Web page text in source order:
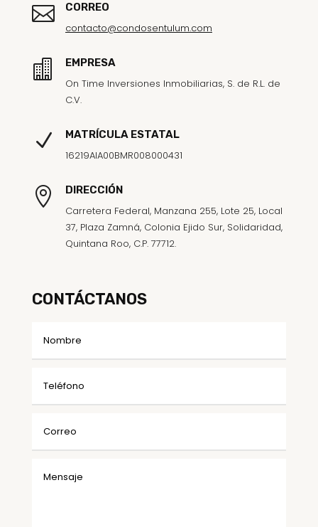
 CORREO
contacto@condosentulum.com
 EMPRESA
On Time Inversiones Inmobiliarias, S. de R.L. de
C.V.
N MATRÍCULA ESTATAL
16219AIA00BMR008000431
 DIRECCIÓN
Carretera Federal, Manzana 255, Lote 25, Local
37, Plaza Zamná, Colonia Ejido Sur, Solidaridad,
Quintana Roo, C.P. 77712.
CONTÁCTANOS